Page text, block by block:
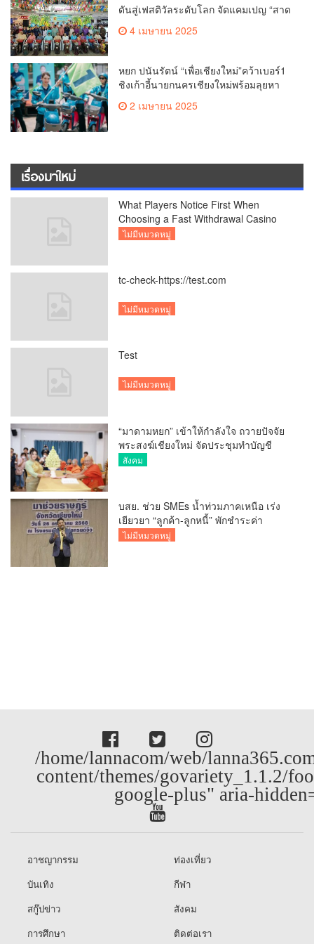
ดันสู่เฟสติวัลระดับโลก จัดแคมเปญ “สาด
สนุกรับสงกรานต์ที่บิ๊กซี” อัดโปรฉ่ำ ลด
สูงสุด 50% กระตุ้นการเดินทางนักท่อง
2,132 ล้านบาท
4 เมษายน 2025
หยก ปนันรัตน์ “เพื่อเชียงใหม่”คว้าเบอร์1
ชิงเก้าอี้นายกนครเชียงใหม่พร้อมลุยหา
เสียงเต็มที่
2 เมษายน 2025
เรื่องมาใหม่
What Players Notice First When
Choosing a Fast Withdrawal Casino
UK
ไม่มีหมวดหมู่
tc-check-https://test.com
ไม่มีหมวดหมู่
Test
ไม่มีหมวดหมู่
“มาดามหยก” เข้าให้กำลังใจ ถวายปัจจัย
พระสงฆ์เชียงใหม่ จัดประชุมทำบัญชี
รายรับรายจ่ายของวัด กว่า 300 รูป ที่วัด
สังคม
บสย. ช่วย SMEs น้ำท่วมภาคเหนือ เร่ง
เยียวยา “ลูกค้า-ลูกหนี้” พักชำระค่า
ธรรมเนียม-ค่างวด
ไม่มีหมวดหมู่
/home/lannacom/web/
content/themes/govariety_1.1.2/
google-plus" aria-
อาชญากรรม
ท่องเที่ยว
บันเทิง
กีฬา
สกู๊ปข่าว
สังคม
การศึกษา
ติดต่อเรา